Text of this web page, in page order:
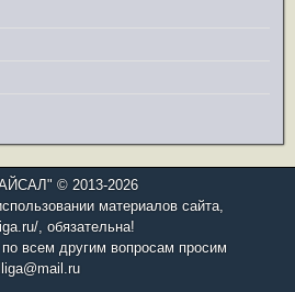
© 2013-2026
материалов сайта,
, обязательна!
всем другим вопросам просим